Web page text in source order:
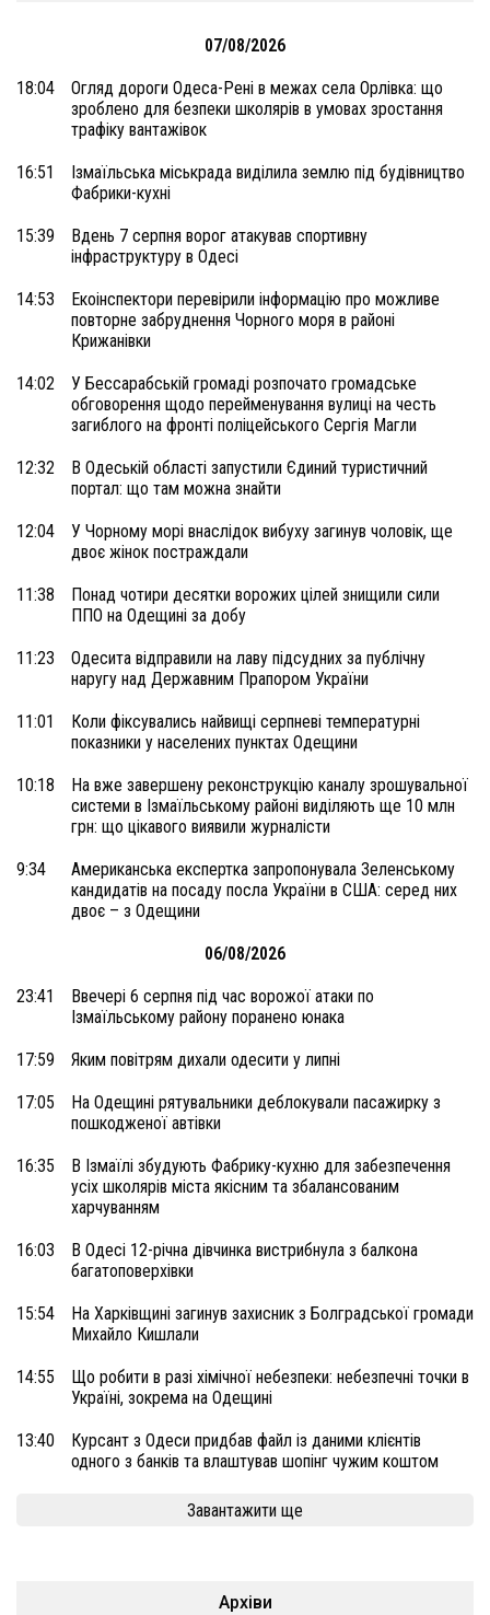
07/08/2026
18:04
Огляд дороги Одеса-Рені в межах села Орлівка: що
зроблено для безпеки школярів в умовах зростання
трафіку вантажівок
16:51
Ізмаїльська міськрада виділила землю під будівництво
Фабрики-кухні
15:39
Вдень 7 серпня ворог атакував спортивну
інфраструктуру в Одесі
14:53
Екоінспектори перевірили інформацію про можливе
повторне забруднення Чорного моря в районі
Крижанівки
14:02
У Бессарабській громаді розпочато громадське
обговорення щодо перейменування вулиці на честь
загиблого на фронті поліцейського Сергія Магли
12:32
В Одеській області запустили Єдиний туристичний
портал: що там можна знайти
12:04
У Чорному морі внаслідок вибуху загинув чоловік, ще
двоє жінок постраждали
11:38
Понад чотири десятки ворожих цілей знищили сили
ППО на Одещині за добу
11:23
Одесита відправили на лаву підсудних за публічну
наругу над Державним Прапором України
11:01
Коли фіксувались найвищі серпневі температурні
показники у населених пунктах Одещини
10:18
На вже завершену реконструкцію каналу зрошувальної
системи в Ізмаїльському районі виділяють ще 10 млн
грн: що цікавого виявили журналісти
9:34
Американська експертка запропонувала Зеленському
кандидатів на посаду посла України в США: серед них
двоє – з Одещини
06/08/2026
23:41
Ввечері 6 серпня під час ворожої атаки по
Ізмаїльському району поранено юнака
17:59 Яким повітрям дихали одесити у липні
17:05
На Одещині рятувальники деблокували пасажирку з
пошкодженої автівки
16:35
В Ізмаїлі збудують Фабрику-кухню для забезпечення
усіх школярів міста якісним та збалансованим
харчуванням
16:03
В Одесі 12-річна дівчинка вистрибнула з балкона
багатоповерхівки
15:54
На Харківщині загинув захисник з Болградської громади
Михайло Кишлали
14:55
Що робити в разі хімічної небезпеки: небезпечні точки в
Україні, зокрема на Одещині
13:40
Курсант з Одеси придбав файл із даними клієнтів
одного з банків та влаштував шопінг чужим коштом
Завантажити ще
Архіви